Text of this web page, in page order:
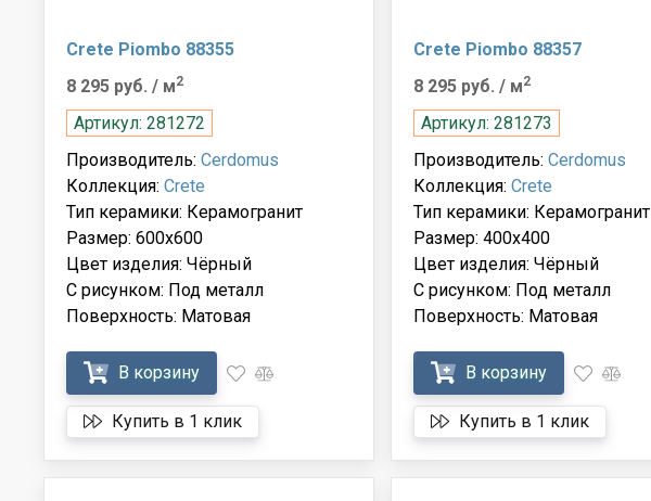
Crete Piombo 88355
8 295 руб. / м2
Артикул: 281272
Производитель: Cerdomus
Коллекция: Crete
Тип керамики: Керамогранит
Размер: 600x600
Цвет изделия: Чёрный
С рисунком: Под металл
Поверхность: Матовая
В корзину
Купить в 1 клик
Crete Piombo 88357
8 295 руб. / м2
Артикул: 281273
Производитель: Cerdomus
Коллекция: Crete
Тип керамики: Керамогранит
Размер: 400x400
Цвет изделия: Чёрный
С рисунком: Под металл
Поверхность: Матовая
В корзину
Купить в 1 клик